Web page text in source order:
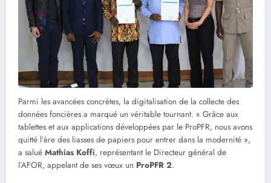
Parmi les avancées concrètes, la digitalisation de la collecte des
données foncières a marqué un véritable tournant. « Grâce aux
tablettes et aux applications développées par le ProPFR, nous avons
quitté l’ère des liasses de papiers pour entrer dans la modernité »,
a salué Mathias Koffi, représentant le Directeur général de
l’AFOR, appelant de ses vœux un ProPFR 2.